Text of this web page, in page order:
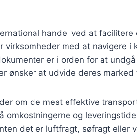
handel ved at facilitere
med at navigere i
er i orden for at
ønsker at udvide deres marked
om de mest effektive
omkostningerne og
det er luftfragt, søfragt eller